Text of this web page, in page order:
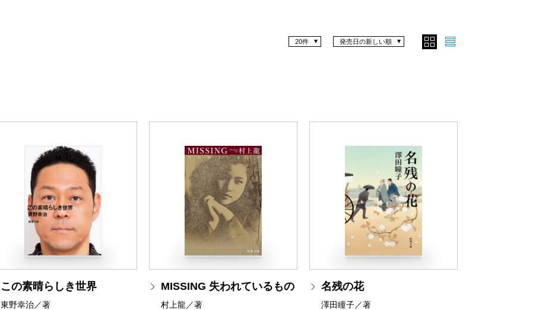
発売日の新しい順
20件
この素晴らしき世界
東野幸治／著
MISSING 失われているもの
村上龍／著
名残の花
澤田瞳子／著